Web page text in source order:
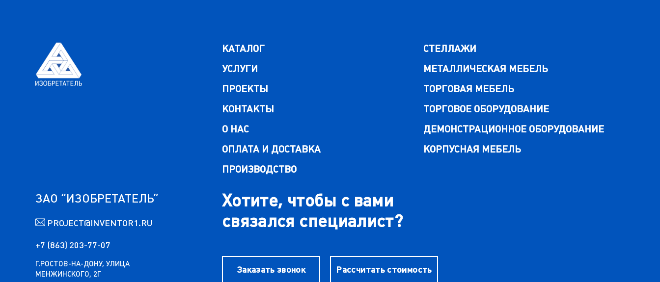
КАТАЛОГ
УСЛУГИ
ПРОЕКТЫ
КОНТАКТЫ
О НАС
ОПЛАТА И ДОСТАВКА
ПРОИЗВОДСТВО
СТЕЛЛАЖИ
МЕТАЛЛИЧЕСКАЯ МЕБЕЛЬ
ТОРГОВАЯ МЕБЕЛЬ
ТОРГОВОЕ ОБОРУДОВАНИЕ
ДЕМОНСТРАЦИОННОЕ ОБОРУДОВАНИЕ
КОРПУСНАЯ МЕБЕЛЬ
ЗАО “ИЗОБРЕТАТЕЛЬ”
PROJECT@INVENTOR1.RU
+7 (863) 203-77-07
Г.РОСТОВ-НА-ДОНУ, УЛИЦА
МЕНЖИНСКОГО, 2Г
Хотите, чтобы с вами
связался специалист?
Заказать звонок Рассчитать стоимость